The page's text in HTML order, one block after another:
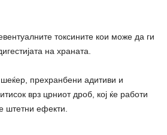
токсините кои може да ги
на храната.
прехранбени адитиви и
врз црниот дроб, кој ќе работи
штетни ефекти.